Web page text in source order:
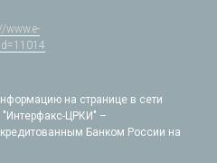
www.e-
на странице в сети
ЦРКИ" –
Банком России на